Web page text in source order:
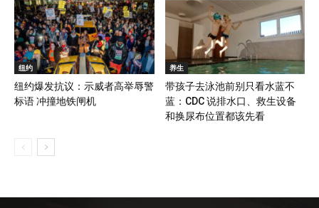
纽约
纽约爆发抗议：示威者高举辱警
标语 冲撞地铁闸机
养生
带孩子去泳池前别只看水蓝不
蓝：CDC 说排水口、救生设备
和换尿布位置都该先看